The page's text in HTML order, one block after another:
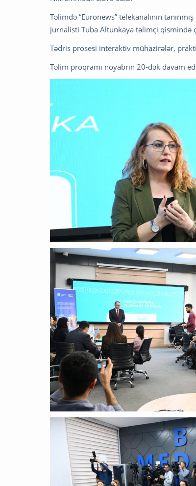
Təlimdə “Euronews” telekanalının
jurnalisti Tuba Altunkaya təlimçi qismində
Tədris prosesi interaktiv mühazirələr,
Təlim proqramı noyabrın 20-dək davam